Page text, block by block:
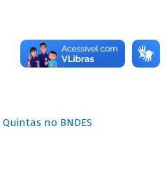
no BNDES